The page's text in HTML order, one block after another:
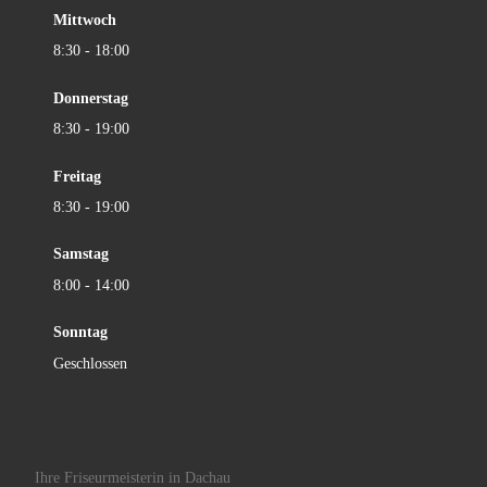
Mittwoch
8:30 - 18:00
Donnerstag
8:30 - 19:00
Freitag
8:30 - 19:00
Samstag
8:00 - 14:00
Sonntag
Geschlossen
Ihre Friseurmeisterin in Dachau